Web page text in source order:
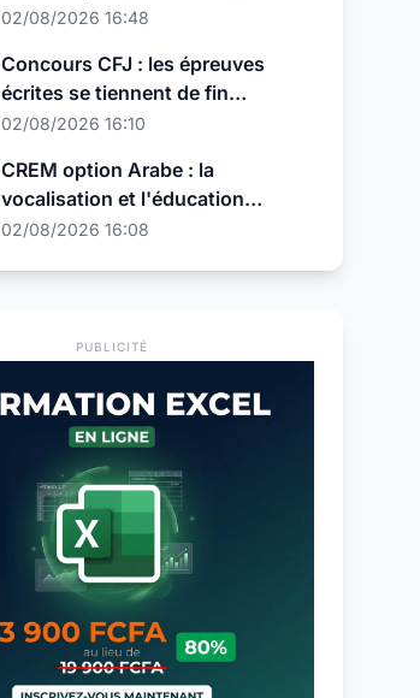
tiennent les 11, 12 et 13 août
02/08/2026 16:48
Concours CFJ : les épreuves
écrites se tiennent de fin
septembre à début octobre
02/08/2026 16:10
CREM option Arabe : la
vocalisation et l'éducation
religieuse au programme de la
02/08/2026 16:08
PUBLICITÉ